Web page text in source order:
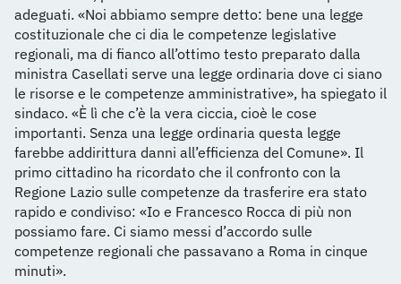
adeguati. «Noi abbiamo sempre detto: bene una legge
costituzionale che ci dia le competenze legislative
regionali, ma di fianco all’ottimo testo preparato dalla
ministra Casellati serve una legge ordinaria dove ci siano
le risorse e le competenze amministrative», ha spiegato il
sindaco. «È lì che c’è la vera ciccia, cioè le cose
importanti. Senza una legge ordinaria questa legge
farebbe addirittura danni all’efficienza del Comune». Il
primo cittadino ha ricordato che il confronto con la
Regione Lazio sulle competenze da trasferire era stato
rapido e condiviso: «Io e Francesco Rocca di più non
possiamo fare. Ci siamo messi d’accordo sulle
competenze regionali che passavano a Roma in cinque
minuti».